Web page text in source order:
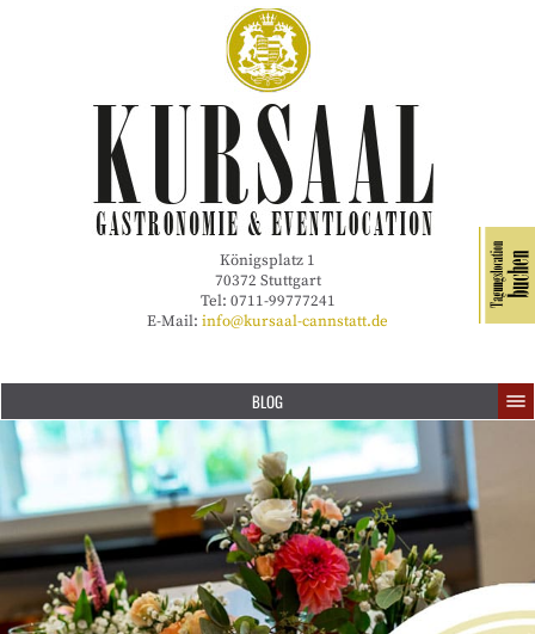
Königsplatz 1
70372 Stuttgart
Tel: 0711-99777241
E-Mail: info@kursaal-cannstatt.de
BLOG